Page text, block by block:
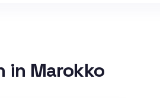
in Marokko